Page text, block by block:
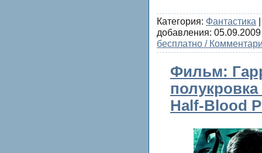
Категория: Фантастика
добавления: 05.09.2009
бесплатно /
Фильм:
Half-Blood